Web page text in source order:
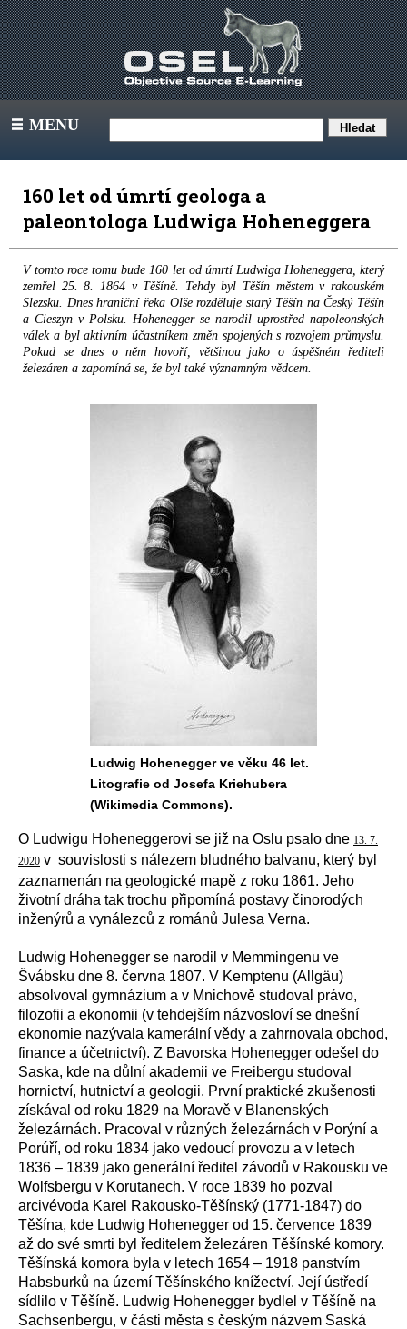
III MENU
160 let od úmrtí geologa a
paleontologa Ludwiga Hoheneggera
V tomto roce tomu bude 160 let od úmrtí Ludwiga Hoheneggera, který
zemřel 25. 8. 1864 v Těšíně. Tehdy byl Těšín městem v rakouském
Slezsku. Dnes hraniční řeka Olše rozděluje starý Těšín na Český Těšín
a Cieszyn v Polsku. Hohenegger se narodil uprostřed napoleonských
válek a byl aktivním účastníkem změn spojených s rozvojem průmyslu.
Pokud se dnes o něm hovoří, většinou jako o úspěšném řediteli
železáren a zapomíná se, že byl také významným vědcem.
Ludwig Hohenegger ve věku 46 let.
Litografie od Josefa Kriehubera
(Wikimedia Commons).
O Ludwigu Hoheneggerovi se již na Oslu psalo dne 13. 7.
2020 v souvislosti s nálezem bludného balvanu, který byl
zaznamenán na geologické mapě z roku 1861. Jeho
životní dráha tak trochu připomíná postavy činorodých
inženýrů a vynálezců z románů Julesa Verna.
Ludwig Hohenegger se narodil v Memmingenu ve
Švábsku dne 8. června 1807. V Kemptenu (Allgäu)
absolvoval gymnázium a v Mnichově studoval právo,
filozofii a ekonomii (v tehdejším názvosloví se dnešní
ekonomie nazývala kamerální vědy a zahrnovala obchod,
finance a účetnictví). Z Bavorska Hohenegger odešel do
Saska, kde na důlní akademii ve Freibergu studoval
hornictví, hutnictví a geologii. První praktické zkušenosti
získával od roku 1829 na Moravě v Blanenských
železárnách. Pracoval v různých železárnách v Porýní a
Porúří, od roku 1834 jako vedoucí provozu a v letech
1836 – 1839 jako generální ředitel závodů v Rakousku ve
Wolfsbergu v Korutanech. V roce 1839 ho pozval
arcivévoda Karel Rakousko-Těšínský (1771-1847) do
Těšína, kde Ludwig Hohenegger od 15. července 1839
až do své smrti byl ředitelem železáren Těšínské komory.
Těšínská komora byla v letech 1654 – 1918 panstvím
Habsburků na území Těšínského knížectví. Její ústředí
sídlilo v Těšíně. Ludwig Hohenegger bydlel v Těšíně na
Sachsenbergu, v části města s českým názvem Saská